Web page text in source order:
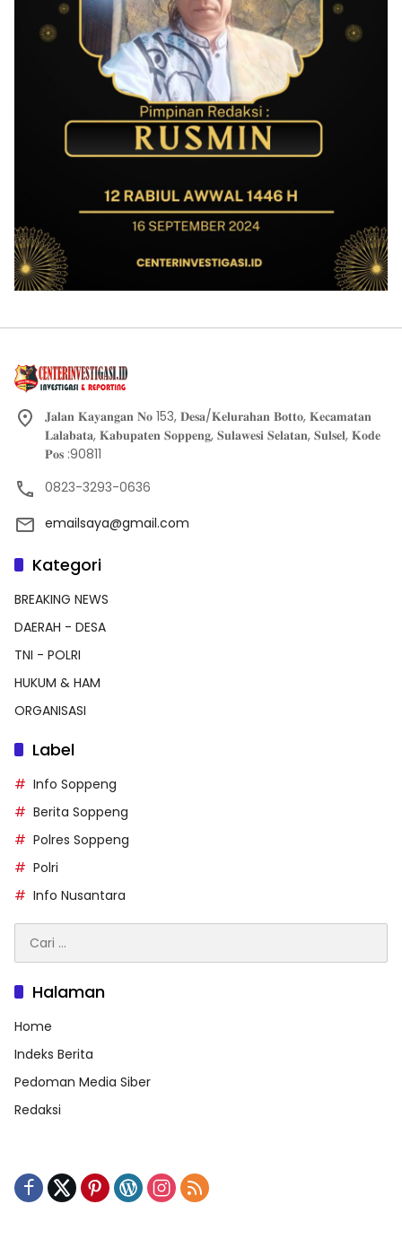
𝐉𝐚𝐥𝐚𝐧 𝐊𝐚𝐲𝐚𝐧𝐠𝐚𝐧 𝐍𝐨 153, 𝐃𝐞𝐬𝐚/𝐊𝐞𝐥𝐮𝐫𝐚𝐡𝐚𝐧 𝐁𝐨𝐭𝐭𝐨, 𝐊𝐞𝐜𝐚𝐦𝐚𝐭𝐚𝐧
𝐋𝐚𝐥𝐚𝐛𝐚𝐭𝐚, 𝐊𝐚𝐛𝐮𝐩𝐚𝐭𝐞𝐧 𝐒𝐨𝐩𝐩𝐞𝐧𝐠, 𝐒𝐮𝐥𝐚𝐰𝐞𝐬𝐢 𝐒𝐞𝐥𝐚𝐭𝐚𝐧, 𝐒𝐮𝐥𝐬𝐞𝐥, 𝐊𝐨𝐝𝐞
𝐏𝐨𝐬 :90811
0823-3293-0636
emailsaya@gmail.com
Kategori
BREAKING NEWS
DAERAH - DESA
TNI - POLRI
HUKUM & HAM
ORGANISASI
Label
Info Soppeng
Berita Soppeng
Polres Soppeng
Polri
Info Nusantara
untuk:
Halaman
Home
Indeks Berita
Pedoman Media Siber
Redaksi